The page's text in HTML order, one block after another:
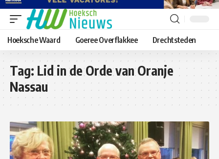
Hoeksche Waard Goeree Overflakkee Drechtsteden
Tag: Lid in de Orde van Oranje
Nassau